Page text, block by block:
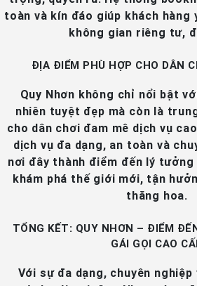
toàn và kín đáo giúp khách hàng
không gian riêng tư,
ĐỊA ĐIỂM PHÙ HỢP CHO DÂN
Quy Nhơn không chỉ nổi bật
nhiên tuyệt đẹp mà còn là
cho dân chơi đam mê dịch vụ
dịch vụ đa dạng, an toàn và
nơi đây thành điểm đến lý tưởng
khám phá thế giới mới, tận
thăng hoa.
TỔNG KẾT: QUY NHƠN – ĐIỂM
GÁI GỌI CAO
Với sự đa dạng, chuyên nghiệp